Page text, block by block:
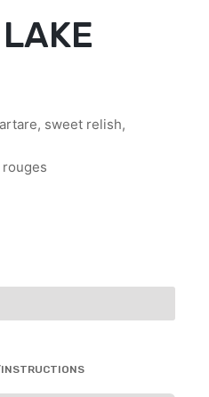
sweet relish,